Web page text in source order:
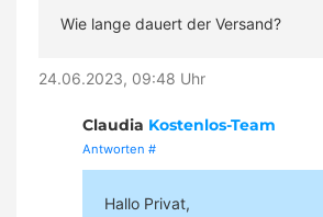
Wie lange dauert der Versand?
24.06.2023, 09:48 Uhr
Claudia Kostenlos-Team
Antworten #
Hallo Privat,